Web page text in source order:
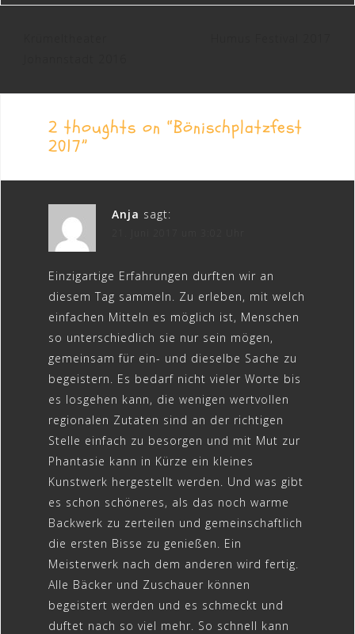
2 thoughts on “Bönischplatzfest
2017”
Anja sagt:
Einzigartige Erfahrungen durften wir an
diesem Tag sammeln. Zu erleben, mit welch
einfachen Mitteln es möglich ist, Menschen
so unterschiedlich sie nur sein mögen,
gemeinsam für ein- und dieselbe Sache zu
begeistern. Es bedarf nicht vieler Worte bis
es losgehen kann, die wenigen wertvollen
regionalen Zutaten sind an der richtigen
Stelle einfach zu besorgen und mit Mut zur
Phantasie kann in Kürze ein kleines
Kunstwerk hergestellt werden. Und was gibt
es schon schöneres, als das noch warme
Backwerk zu zerteilen und gemeinschaftlich
die ersten Bisse zu genießen. Ein
Meisterwerk nach dem anderen wird fertig.
Alle Bäcker und Zuschauer können
begeistert werden und es schmeckt und
duftet nach so viel mehr. So schnell kann